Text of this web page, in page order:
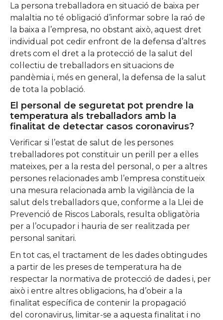
La persona treballadora en situació de baixa per
malaltia no té obligació d’informar sobre la raó de
la baixa a l’empresa, no obstant això, aquest dret
individual pot cedir enfront de la defensa d’altres
drets com el dret a la protecció de la salut del
col·lectiu de treballadors en situacions de
pandèmia i, més en general, la defensa de la salut
de tota la població.
El personal de seguretat pot prendre la
temperatura als treballadors amb la
finalitat de detectar casos coronavirus?
Verificar si l’estat de salut de les persones
treballadores pot constituir un perill per a elles
mateixes, per a la resta del personal, o per a altres
persones relacionades amb l’empresa constitueix
una mesura relacionada amb la vigilància de la
salut dels treballadors que, conforme a la Llei de
Prevenció de Riscos Laborals, resulta obligatòria
per a l’ocupador i hauria de ser realitzada per
personal sanitari.
En tot cas, el tractament de les dades obtingudes
a partir de les preses de temperatura ha de
respectar la normativa de protecció de dades i, per
això i entre altres obligacions, ha d’obeir a la
finalitat específica de contenir la propagació
del coronavirus, limitar-se a aquesta finalitat i no